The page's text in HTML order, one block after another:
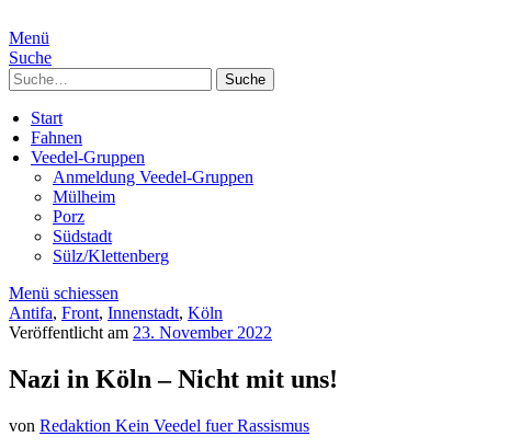
Menü
Suche
Suche
Start
Fahnen
Veedel-Gruppen
Anmeldung Veedel-Gruppen
Mülheim
Porz
Südstadt
Sülz/Klettenberg
Menü schiessen
Antifa, Front, Innenstadt, Köln
Veröffentlicht am 23. November 2022
Nazi in Köln – Nicht mit uns!
von Redaktion Kein Veedel fuer Rassismus